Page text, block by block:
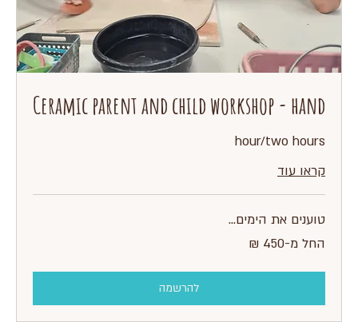
Ceramic parent and child workshop - hand
hour/two hours
קראו עוד
טוענים את הימים...
מ-450
החל מ-‏450 ‏₪
להרשמה